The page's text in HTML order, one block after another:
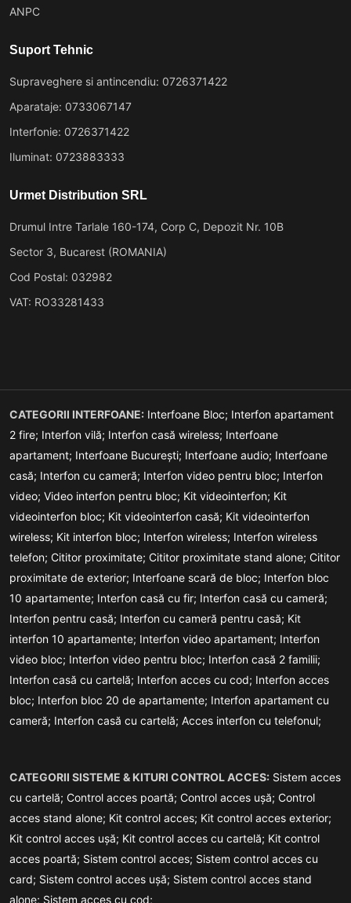
ANPC
Suport Tehnic
Supraveghere si antincendiu: 0726371422
Aparataje: 0733067147
Interfonie: 0726371422
Iluminat: 0723883333
Urmet Distribution SRL
Drumul Intre Tarlale 160-174, Corp C, Depozit Nr. 10B
Sector 3, Bucarest (ROMANIA)
Cod Postal: 032982
VAT: RO33281433
CATEGORII INTERFOANE: Interfoane Bloc; Interfon apartament
2 fire; Interfon vilă; Interfon casă wireless; Interfoane
apartament; Interfoane București; Interfoane audio; Interfoane
casă; Interfon cu cameră; Interfon video pentru bloc; Interfon
video; Video interfon pentru bloc; Kit videointerfon; Kit
videointerfon bloc; Kit videointerfon casă; Kit videointerfon
wireless; Kit interfon bloc; Interfon wireless; Interfon wireless
telefon; Cititor proximitate; Cititor proximitate stand alone; Cititor
proximitate de exterior; Interfoane scară de bloc; Interfon bloc
10 apartamente; Interfon casă cu fir; Interfon casă cu cameră;
Interfon pentru casă; Interfon cu cameră pentru casă; Kit
interfon 10 apartamente; Interfon video apartament; Interfon
video bloc; Interfon video pentru bloc; Interfon casă 2 familii;
Interfon casă cu cartelă; Interfon acces cu cod; Interfon acces
bloc; Interfon bloc 20 de apartamente; Interfon apartament cu
cameră; Interfon casă cu cartelă; Acces interfon cu telefonul;
CATEGORII SISTEME & KITURI CONTROL ACCES: Sistem acces
cu cartelă; Control acces poartă; Control acces ușă; Control
acces stand alone; Kit control acces; Kit control acces exterior;
Kit control acces ușă; Kit control acces cu cartelă; Kit control
acces poartă; Sistem control acces; Sistem control acces cu
card; Sistem control acces ușă; Sistem control acces stand
alone; Sistem acces cu cod;